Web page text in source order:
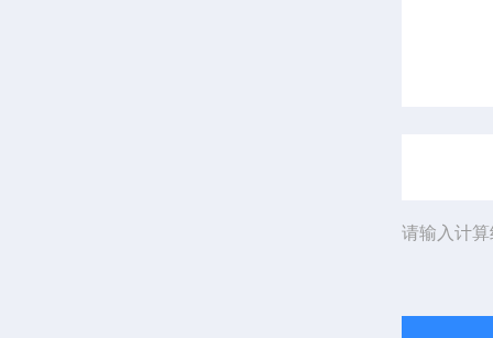
请输入计